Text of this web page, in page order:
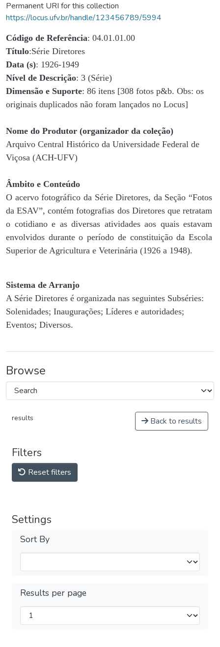
Permanent URI for this collection
https://locus.ufv.br/handle/123456789/5994
Código de Referência: 04.01.01.00
Título:Série Diretores
Data (s): 1926-1949
Nível de Descrição: 3 (Série)
Dimensão e Suporte: 86 itens [308 fotos p&b. Obs: os
originais duplicados não foram lançados no Locus]
Nome do Produtor (organizador da coleção)
Arquivo Central Histórico da Universidade Federal de
Viçosa (ACH-UFV)
Âmbito e Conteúdo
O acervo fotográfico da Série Diretores, da Seção “Fotos
da ESAV”, contém fotografias dos Diretores que retratam
o cotidiano e as diversas atividades aos quais estavam
envolvidos durante o período de constituição da Escola
Superior de Agricultura e Veterinária (1926 a 1948).
Sistema de Arranjo
A Série Diretores é organizada nas seguintes Subséries:
Solenidades; Inaugurações; Líderes e autoridades;
Eventos; Diversos.
Browse
results Back to results
Filters
Reset filters
Settings
Sort By
Results per page